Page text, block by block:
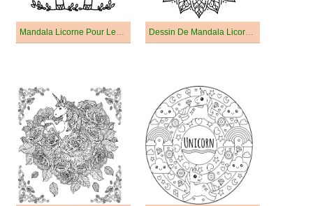
Mandala Licorne Pour Les Enfants De 5 An Dessin De Mandala Licorne Gratuit